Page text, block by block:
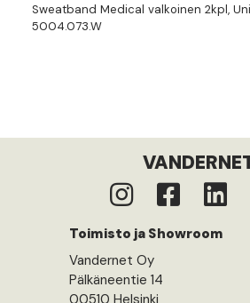
Sweatband Medical valkoinen 2kpl,
5004.073.W
Toimisto ja Showroom
Vandernet Oy
Pälkäneentie 14